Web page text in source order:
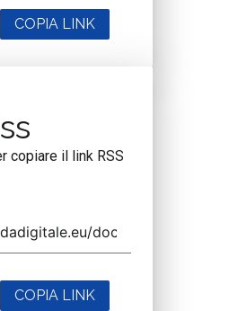
COPIA LINK
copiare il link RSS
COPIA LINK